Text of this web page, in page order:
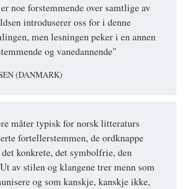
noe forstemmende over samtlige av
introduserer oss for i denne
men lesningen peker i en annen
og vanedannende"
(DANMARK)
måter typisk for norsk litteraturs
fortellerstemmen, de ordknappe
konkrete, det symbolfrie, den
av stilen og klangene trer menn som
og som kanskje, kanskje ikke,